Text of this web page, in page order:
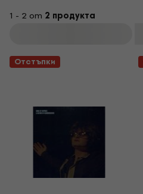
1 - 2 от 2 продукта
Отстъпки